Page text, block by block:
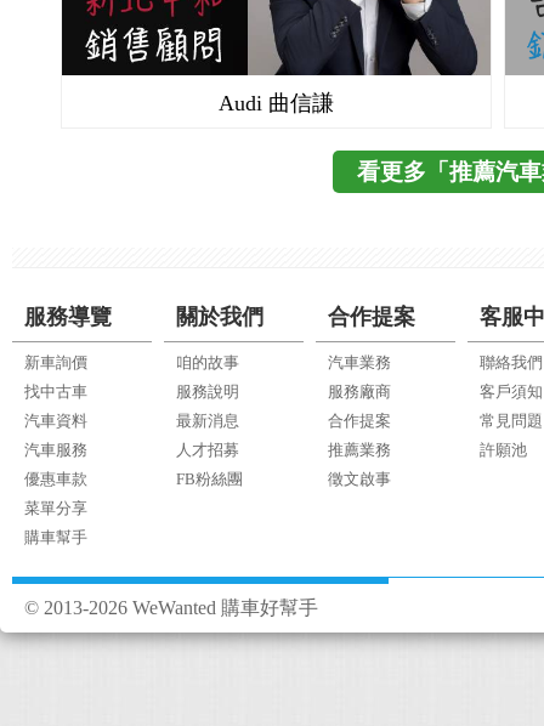
Audi 曲信謙
看更多「推薦汽
服務導覽
新車詢價
找中古車
汽車資料
汽車服務
優惠車款
菜單分享
購車幫手
關於我們
咱的故事
服務說明
最新消息
人才招募
FB粉絲團
合作提案
汽車業務
服務廠商
合作提案
推薦業務
徵文啟事
客服
聯絡我們
客戶須知
常見問題
許願池
© 2013-2026 WeWanted 購車好幫手